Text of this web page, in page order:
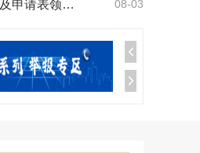
08-03
怀远县2026年上半年第二批次教师资格认定证书发放及申请表领取的通知